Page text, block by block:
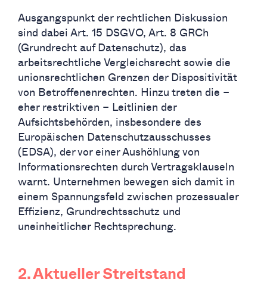
Ausgangspunkt der rechtlichen Diskussion
sind dabei Art. 15 DSGVO, Art. 8 GRCh
(Grundrecht auf Datenschutz), das
arbeitsrechtliche Vergleichsrecht sowie die
unionsrechtlichen Grenzen der Dispositivität
von Betroffenenrechten. Hinzu treten die –
eher restriktiven – Leitlinien der
Aufsichtsbehörden, insbesondere des
Europäischen Datenschutzausschusses
(EDSA), der vor einer Aushöhlung von
Informationsrechten durch Vertragsklauseln
warnt. Unternehmen bewegen sich damit in
einem Spannungsfeld zwischen prozessualer
Effizienz, Grundrechtsschutz und
uneinheitlicher Rechtsprechung.
2. Aktueller Streitstand